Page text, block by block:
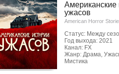
Американские
ужасов
American Horror
Статус: Между
Год выхода: 2021
Канал: FX
Жанр: Драма,
Мистика